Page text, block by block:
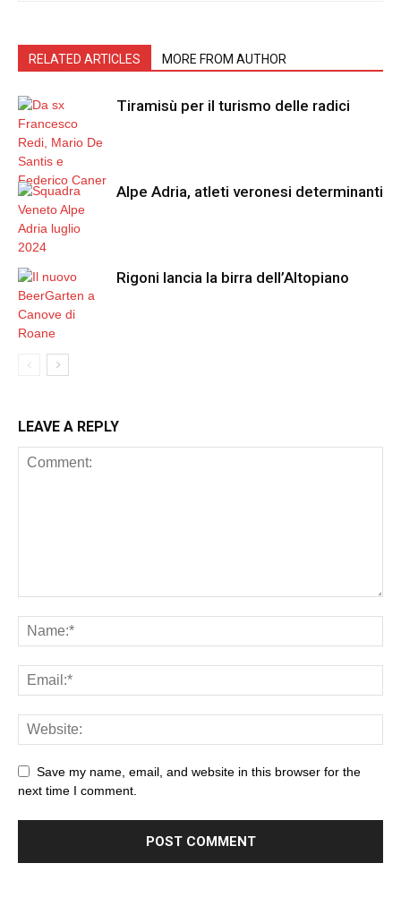
RELATED ARTICLES MORE FROM AUTHOR
Tiramisù per il turismo delle radici
Alpe Adria, atleti veronesi determinanti
Rigoni lancia la birra dell’Altopiano
LEAVE A REPLY
Save my name, email, and website in this browser for the
next time I comment.